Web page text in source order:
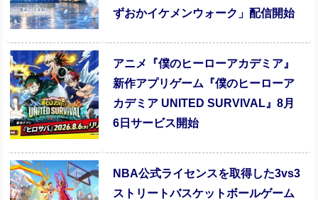
ずおかイケメンウォーク」配信開始
アニメ『僕のヒーローアカデミア』
新作アプリゲーム『僕のヒーローア
カデミア UNITED SURVIVAL』8月
6日サービス開始
NBA公式ライセンスを取得した3vs3
ストリートバスケットボールゲーム